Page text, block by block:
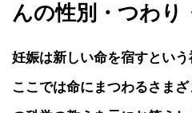
んの性別・つわり
妊娠は新しい命を宿すという
ここでは命にまつわるさま